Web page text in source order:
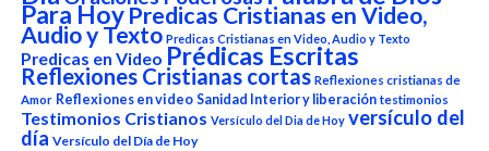
Para Hoy Predicas Cristianas en Video,
Audio y Texto Predicas Cristianas en Video, Audio y Texto
Predicas en Video Prédicas Escritas
Reflexiones Cristianas cortas Reflexiones cristianas de
Amor Reflexiones en video Sanidad Interior y liberación testimonios
Testimonios Cristianos Versículo del Dia de Hoy versículo del
día Versículo del Día de Hoy